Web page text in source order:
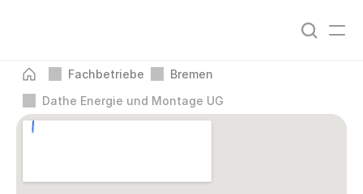
Fachbetriebe
Bremen
Dathe Energie und Montage UG